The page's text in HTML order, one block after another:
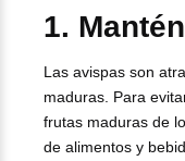
1.
Las avispas son
maduras. Para
frutas maduras de
de alimentos y